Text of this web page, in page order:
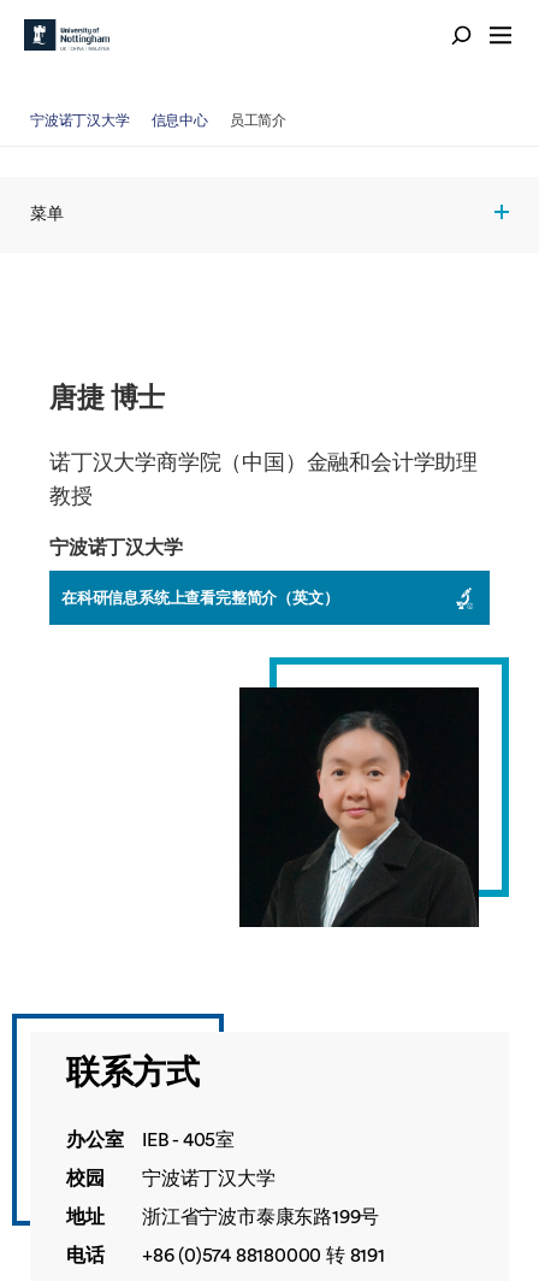
宁波诺丁汉大学 信息中心 员工简介
菜单
唐捷 博士
诺丁汉大学商学院（中国）金融和会计学助理
教授
宁波诺丁汉大学
在科研信息系统上查看完整简介（英文）
联系方式
办公室
IEB - 405室
校园
宁波诺丁汉大学
地址
浙江省宁波市泰康东路199号
电话
+86 (0)574 88180000 转 8191